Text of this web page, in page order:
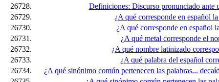
26728.
Definiciones: Discurso pronunciado ante
26729.
¿A qué corresponde en español
26730.
¿A qué corresponde en español
26731.
¿A qué metal corresponde el
26732.
¿A qué nombre latinizado
26733.
¿A qué palabra del español
26734.
¿A qué sinónimo común pertenecen las palabras...